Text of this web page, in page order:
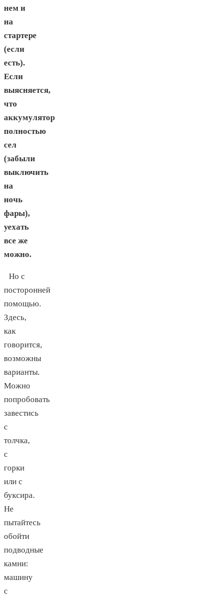
нем и
на
стартере
(если
есть).
Если
выясняется,
что
аккумулятор
полностью
сел
(забыли
выключить
на
ночь
фары),
уехать
все же
можно.
Но с
посторонней
помощью.
Здесь,
как
говорится,
возможны
варианты.
Можно
попробовать
завестись
с
толчка,
с
горки
или с
буксира.
Не
пытайтесь
обойти
подводные
камни:
машину
с